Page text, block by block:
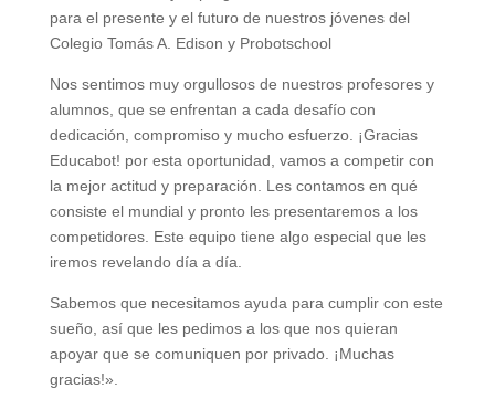
para el presente y el futuro de nuestros jóvenes del
Colegio Tomás A. Edison y Probotschool
Nos sentimos muy orgullosos de nuestros profesores y
alumnos, que se enfrentan a cada desafío con
dedicación, compromiso y mucho esfuerzo. ¡Gracias
Educabot! por esta oportunidad, vamos a competir con
la mejor actitud y preparación. Les contamos en qué
consiste el mundial y pronto les presentaremos a los
competidores. Este equipo tiene algo especial que les
iremos revelando día a día.
Sabemos que necesitamos ayuda para cumplir con este
sueño, así que les pedimos a los que nos quieran
apoyar que se comuniquen por privado. ¡Muchas
gracias!».